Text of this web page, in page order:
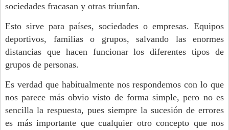
sociedades fracasan y otras triunfan.
Esto sirve para países, sociedades o empresas. Equipos
deportivos, familias o grupos, salvando las enormes
distancias que hacen funcionar los diferentes tipos de
grupos de personas.
Es verdad que habitualmente nos respondemos con lo que
nos parece más obvio visto de forma simple, pero no es
sencilla la respuesta, pues siempre la sucesión de errores
es más importante que cualquier otro concepto que nos